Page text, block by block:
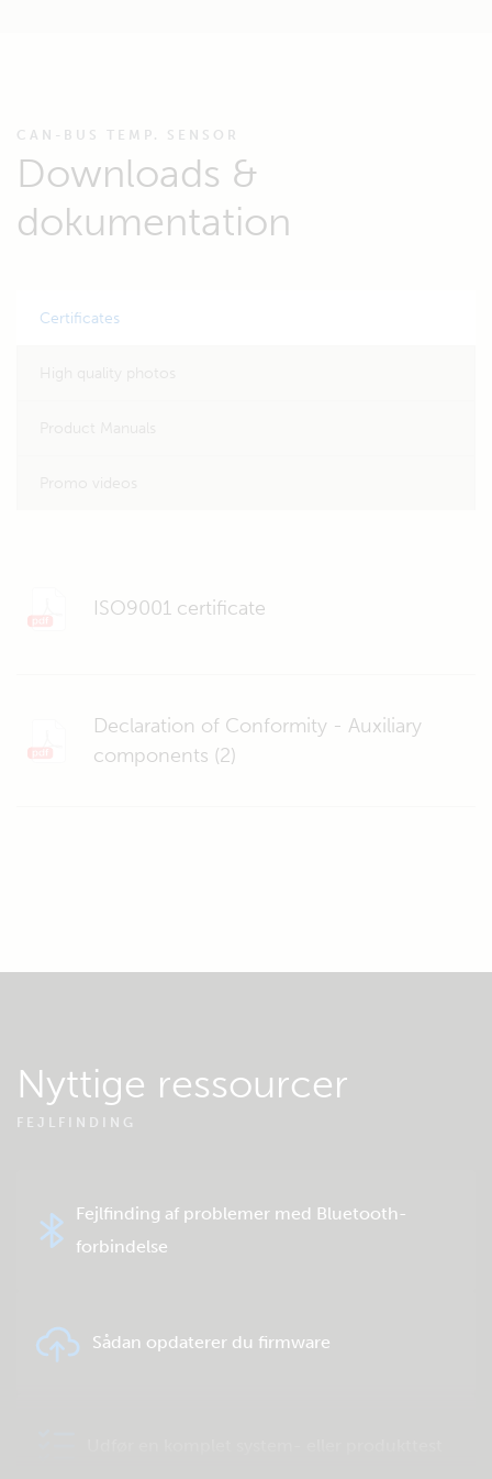
CAN-BUS TEMP. SENSOR
Downloads &
dokumentation
Certificates
ISO9001 certificate
Declaration of Conformity - Auxiliary
components (2)
Nyttige ressourcer
FEJLFINDING
Fejlfinding af problemer med Bluetooth-
forbindelse
Sådan opdaterer du firmware